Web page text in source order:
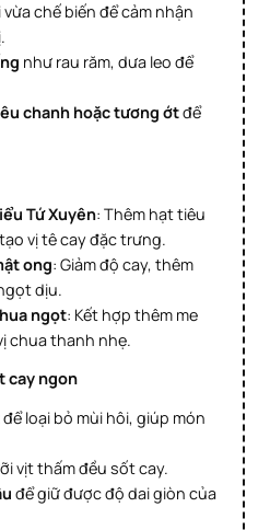
vừa chế biến để cảm nhận
như rau răm, dưa leo để
chanh hoặc tương ớtđể
Tứ Xuyên: Thêm hạt tiêu
vị tê cay đặc trưng.
ong: Giảm độ cay, thêm
dịu.
ngọt: Kết hợp thêm me
chua thanh nhẹ.
cay ngon
để loại bỏ mùi hôi, giúp món
vịt thấm đều sốt cay.
để giữ được độ dai giòn của